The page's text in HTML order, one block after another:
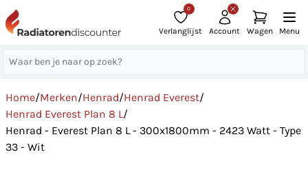
0
Verlanglijst Account Wagen Menu
Home/Merken/Henrad/Henrad Everest/
Henrad Everest Plan 8 L/
Henrad - Everest Plan 8 L - 300x1800mm - 2423 Watt - Type
33 - Wit